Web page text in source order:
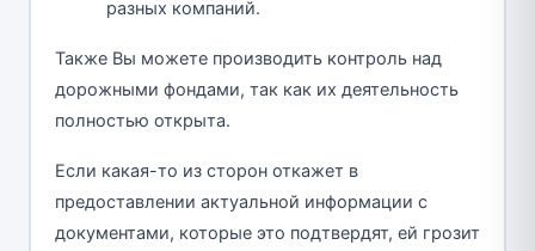
разных компаний.
Также Вы можете производить контроль над
дорожными фондами, так как их деятельность
полностью открыта.
Если какая-то из сторон откажет в
предоставлении актуальной информации с
документами, которые это подтвердят, ей грозит